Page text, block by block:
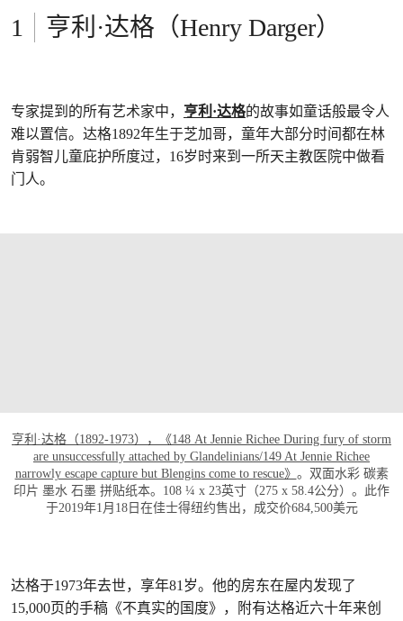
亨利·达格（Henry Darger）
专家提到的所有艺术家中， 亨利·达格的故事如童话般最令人
难以置信。达格1892年生于芝加哥，童年大部分时间都在林
肯弱智儿童庇护所度过，16岁时来到一所天主教医院中做看
门人。
亨利·达格（1892-1973），《148 At Jennie Richee During fury of storm
are unsuccessfully attached by Glandelinians/149 At Jennie Richee
narrowly escape capture but Blengins come to rescue》 。双面水彩 碳素
印片 墨水 石墨 拼贴纸本。108 ¼ x 23英寸（275 x 58.4公分）。此作
于2019年1月18日在佳士得纽约售出，成交价684,500美元
达格于1973年去世，享年81岁。他的房东在屋内发现了
15,000页的手稿《不真实的国度》，附有达格近六十年来创